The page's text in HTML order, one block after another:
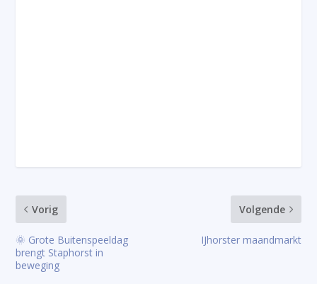
Vorig
🌞 Grote Buitenspeeldag
brengt Staphorst in
beweging
Volgende
IJhorster maandmarkt